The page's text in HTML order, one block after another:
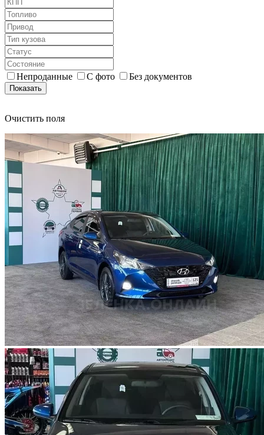
Непроданные С фото Без документов
Показать
Очистить поля